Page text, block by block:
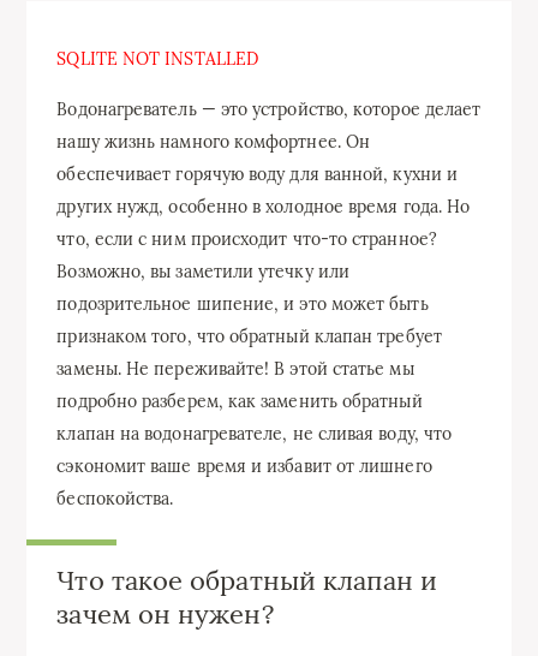
SQLITE NOT INSTALLED
Водонагреватель — это устройство, которое делает
нашу жизнь намного комфортнее. Он
обеспечивает горячую воду для ванной, кухни и
других нужд, особенно в холодное время года. Но
что, если с ним происходит что-то странное?
Возможно, вы заметили утечку или
подозрительное шипение, и это может быть
признаком того, что обратный клапан требует
замены. Не переживайте! В этой статье мы
подробно разберем, как заменить обратный
клапан на водонагревателе, не сливая воду, что
сэкономит ваше время и избавит от лишнего
беспокойства.
Что такое обратный клапан и
зачем он нужен?